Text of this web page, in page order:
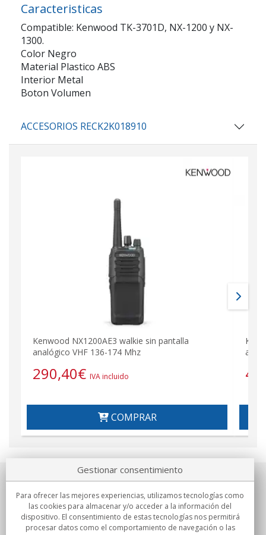
Caracteristicas
Compatible: Kenwood TK-3701D, NX-1200 y NX-
1300.
Color Negro
Material Plastico ABS
Interior Metal
Boton Volumen
ACCESORIOS RECK2K018910
Kenwood NX1200AE3 walkie sin pantalla
analógico VHF 136-174 Mhz
290,40€ IVA incluido
COMPRAR
Sobre nosotros
Compromisos
Gestionar consentimiento
Para ofrecer las mejores experiencias, utilizamos tecnologías como
las cookies para almacenar y/o acceder a la información del
dispositivo. El consentimiento de estas tecnologías nos permitirá
procesar datos como el comportamiento de navegación o las